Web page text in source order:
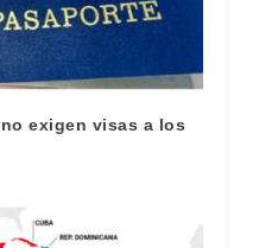
exigen visas a los